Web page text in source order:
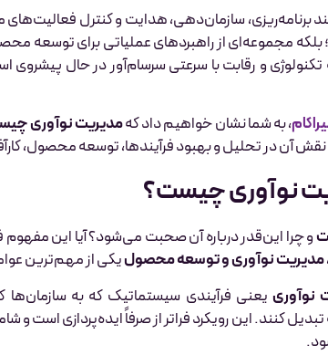
برنامه‌ریزی، سازمان‌دهی، هدایت و کنترل فعالیت‌های
بلکه مجموعه‌ای از راهبردهای عملیاتی برای توسعه
و رقابت با سرعتی سرسام‌آور در حال پیشروی
، به شما نشان خواهیم داد کهمدیریت نوآوری
آن در تحلیل و بهبود فرآیندها، توسعه محصول،
نوآوری چیست؟
و چرا این‌قدر درباره آن صحبت می‌شود؟ آیا این
مدیریت نوآوری و توسعه محصولیکی از مهم‌ترین
نوآورییعنی فرآیندی سیستماتیک که به سازمان‌ها
کنند. این رویکرد فراتر از صرفاً ایده‌پردازی است و